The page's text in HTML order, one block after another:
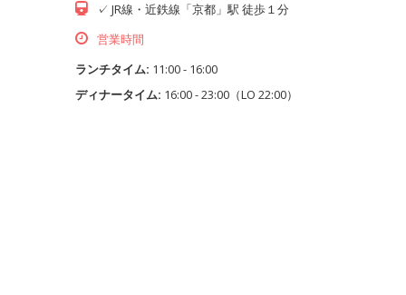
✓ JR線・近鉄線「京都」駅 徒歩１分
営業時間
ランチタイム: 11:00 - 16:00
ディナータイム: 16:00 - 23:00（LO 22:00）